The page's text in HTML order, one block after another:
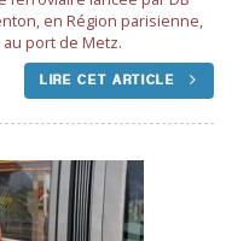
en Région parisienne,
port de Metz.
LIRE CET ARTICLE